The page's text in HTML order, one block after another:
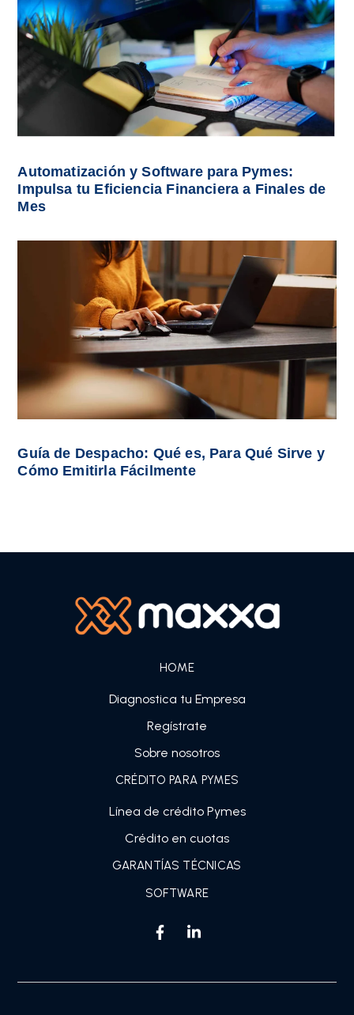
Automatización y Software para Pymes:
Impulsa tu Eficiencia Financiera a Finales de
Mes
Guía de Despacho: Qué es, Para Qué Sirve y
Cómo Emitirla Fácilmente
HOME
Diagnostica tu Empresa
Regístrate
Sobre nosotros
CRÉDITO PARA PYMES
Línea de crédito Pymes
Crédito en cuotas
GARANTÍAS TÉCNICAS
SOFTWARE